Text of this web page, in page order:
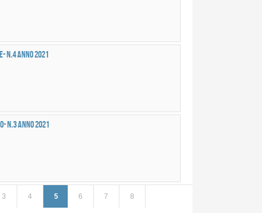
n.4 anno 2021
n.3 anno 2021
3 4 5 6 7
8